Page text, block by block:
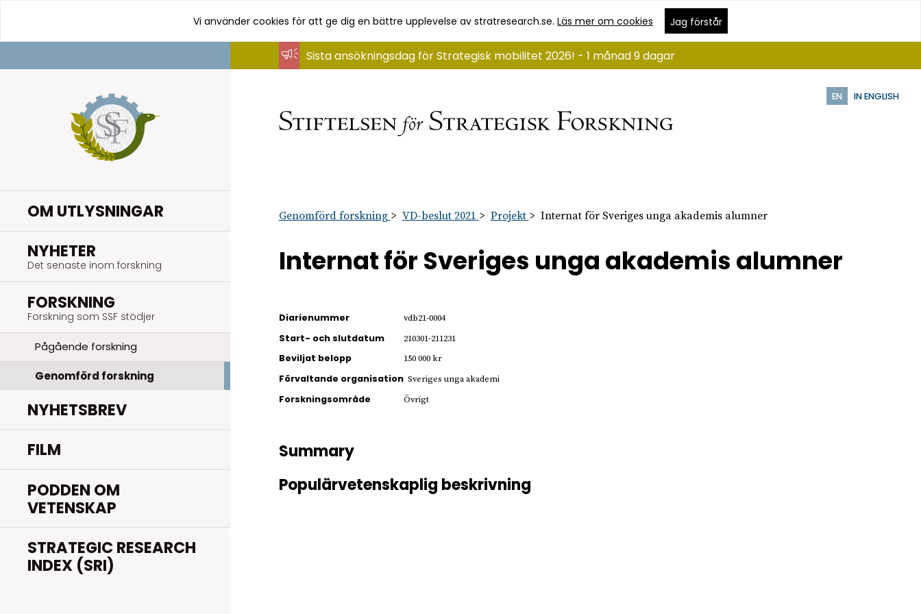
innehåll
Vi använder cookies för att ge dig en bättre upplevelse av stratresearch.se.Läs mer om cookies Jag förstår
EN IN ENGLISH
OM UTLYSNINGAR
NYHETER
Det senaste inom forskning
FORSKNING
Forskning som SSF stödjer
Pågående forskning
Genomförd forskning
NYHETSBREV
FILM
PODDEN OM
VETENSKAP
STRATEGIC RESEARCH
INDEX (SRI)
Sista ansökningsdag för Strategisk mobilitet 2026! - 1 månad 9 dagar
Genomförd forskning VD-beslut 2021 Projekt Internat för Sveriges unga akademis alumner
Internat för Sveriges unga akademis alumner
Diarienummer vdb21-0004
Start- och slutdatum 210301-211231
Beviljat belopp 150 000 kr
Förvaltande organisation Sveriges unga akademi
Forskningsområde Övrigt
Summary
Populärvetenskaplig beskrivning